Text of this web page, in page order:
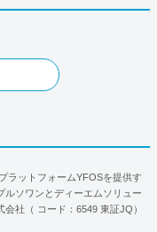
ラットフォームYFOSを提供す
ルソワンとディーエムソリュー
会社（ コード：6549 東証JQ）
るロジスティクスパートナー